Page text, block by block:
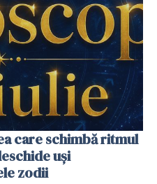
care schimbă ritmul
uși
zodii